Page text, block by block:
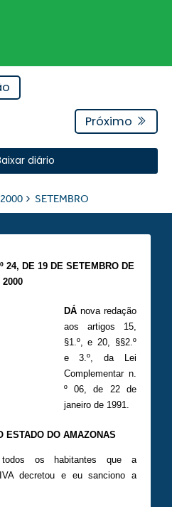
Próximo
diário
2000 SETEMBRO
24, DE 19 DE SETEMBRO DE
2000
DÁnova redação
aos artigos 15,
§1.º, e 20, §§2.º
e 3.º, da Lei
Complementar n.
º 06, de 22 de
janeiro de 1991.
ESTADO DO AMAZONAS
os habitantes que a
decretou e eu sanciono a